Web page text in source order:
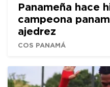
Panameña hace
campeona
ajedrez
COS PANAMÁ